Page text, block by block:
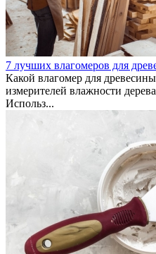
7 лучших влагомеров для
Какой влагомер для
измерителей влажности
Использ...